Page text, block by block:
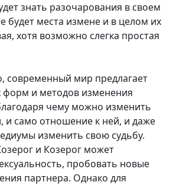
знать разочарования в своем
будет места измене и в целом их
хотя возможно слегка простая
современный мир предлагает
и методов изменения
чему можно изменить
и само отношение к ней, и даже
изменить свою судьбу.
и Козерог может
пробовать новые
партнера. Однако для